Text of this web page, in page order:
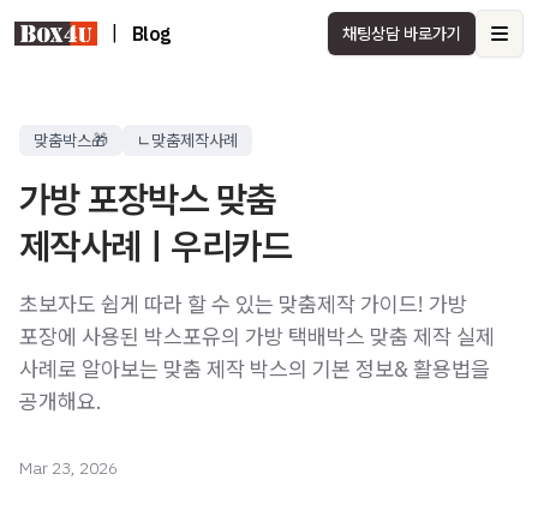
Blog 채팅상담 바로가기
맞춤박스🎁 ㄴ맞춤제작사례
가방 포장박스 맞춤
제작사례ㅣ우리카드
초보자도 쉽게 따라 할 수 있는 맞춤제작 가이드! 가방
포장에 사용된 박스포유의 가방 택배박스 맞춤 제작 실제
사례로 알아보는 맞춤 제작 박스의 기본 정보& 활용법을
공개해요.
Mar 23, 2026